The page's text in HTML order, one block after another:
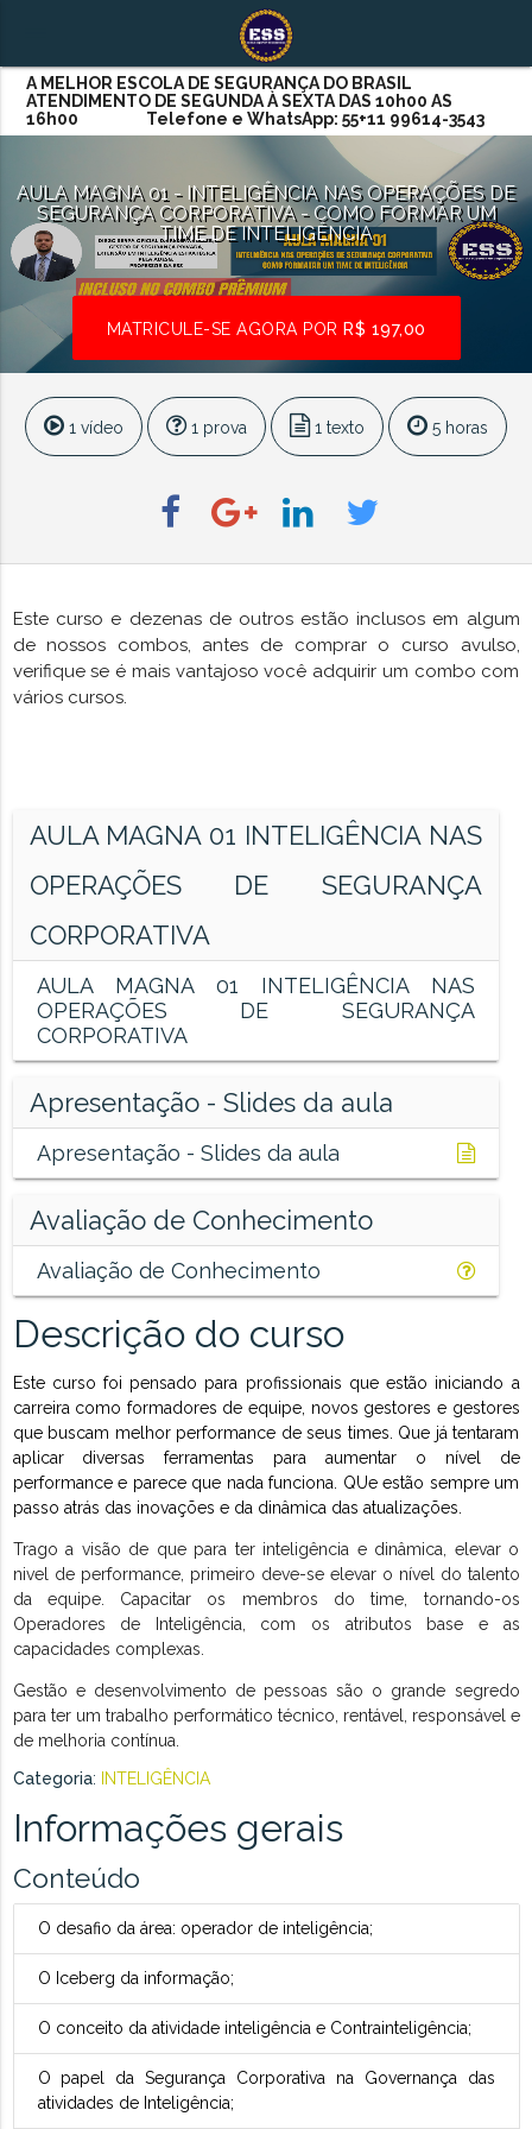
A MELHOR ESCOLA DE SEGURANÇA DO BRASIL
ATENDIMENTO DE SEGUNDA À SEXTA DAS 10h00 AS
16h00 Telefone e WhatsApp: 55+11 99614-3543
AULA MAGNA 01 - INTELIGÊNCIA NAS OPERAÇÕES DE
SEGURANÇA CORPORATIVA - COMO FORMAR UM
TIME DE INTELIGÊNCIA
MATRICULE-SE AGORA POR R$ 197,00
1 vídeo 1 prova 1 texto 5 horas
Este curso e dezenas de outros estão inclusos em algum
de nossos combos, antes de comprar o curso avulso,
verifique se é mais vantajoso você adquirir um combo com
vários cursos.
AULA MAGNA 01 INTELIGÊNCIA NAS
OPERAÇÕES DE SEGURANÇA
CORPORATIVA
AULA MAGNA 01 INTELIGÊNCIA NAS
OPERAÇÕES DE SEGURANÇA
CORPORATIVA
Apresentação - Slides da aula
Apresentação - Slides da aula
Avaliação de Conhecimento
Avaliação de Conhecimento
Descrição do curso
Este curso foi pensado para profissionais que estão iniciando a
carreira como formadores de equipe, novos gestores e gestores
que buscam melhor performance de seus times. Que já tentaram
aplicar diversas ferramentas para aumentar o nível de
performance e parece que nada funciona. QUe estão sempre um
passo atrás das inovações e da dinâmica das atualizações.
Trago a visão de que para ter inteligência e dinâmica, elevar o
nivel de performance, primeiro deve-se elevar o nível do talento
da equipe. Capacitar os membros do time, tornando-os
Operadores de Inteligência, com os atributos base e as
capacidades complexas.
Gestão e desenvolvimento de pessoas são o grande segredo
para ter um trabalho performático técnico, rentável, responsável e
de melhoria contínua.
Categoria: INTELIGÊNCIA
Informações gerais
Conteúdo
O desafio da área: operador de inteligência;
O Iceberg da informação;
O conceito da atividade inteligência e Contrainteligência;
O papel da Segurança Corporativa na Governança das
atividades de Inteligência;